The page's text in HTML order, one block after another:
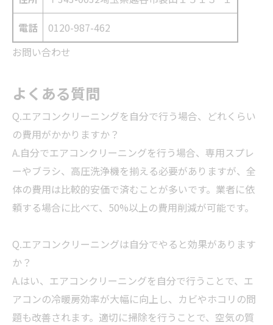
電話
0120-987-462
お問い合わせ
よくある質問
Q.エアコンクリーニングを自分で行う場合、どれくらい
の費用がかかりますか？
A.自分でエアコンクリーニングを行う場合、専用スプレ
ーやブラシ、高圧洗浄機を揃える必要がありますが、全
体の費用は比較的安価で済むことが多いです。業者に依
頼する場合に比べて、50%以上の費用削減が可能です。
Q.エアコンクリーニングは自分でやると効果があります
か？
A.はい、エアコンクリーニングを自分で行うことで、エ
アコンの冷暖房効率が大幅に向上し、カビやホコリの問
題も改善されます。適切に掃除を行うことで、空気の質